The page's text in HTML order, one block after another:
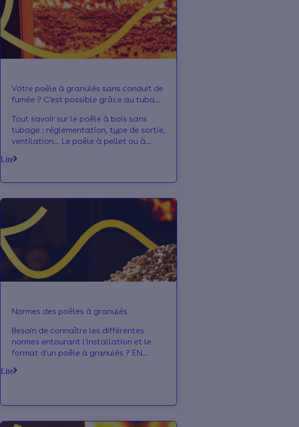
Votre poêle à granulés sans conduit de
fumée ? C'est possible grâce au tubage
Tout savoir sur le poêle à bois sans
tubage : réglementation, type de sortie,
ventilation... Le poêle à pellet ou à
Lire
Normes des poêles à granulés
Besoin de connaître les différentes
normes entourant l'installation et le
format d'un poêle à granulés ? EN
cet article.
Lire